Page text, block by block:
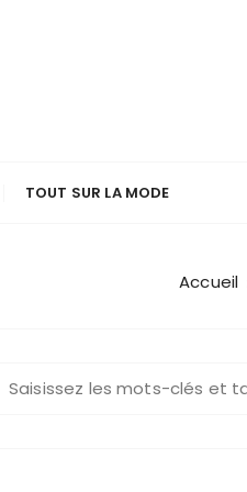
TOUT SUR LA MODE
Accueil